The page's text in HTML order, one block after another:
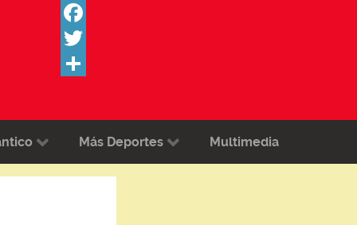
Facebook
Twitter
Más Deportes Multimedia